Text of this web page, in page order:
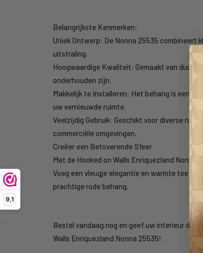
9,1
Belangrijkste Kenmerken:
Uniek Ontwerp: De Nonna 25535 combineert
uitstraling.
Hoogwaardige Kwaliteit: Gemaakt van
onderhouden zijn.
Makkelijk te Installeren: Het behang is
uw vernieuwde ruimte.
Veelzijdig Gebruik: Geschikt voor diverse
commerciële omgevingen.
Creëer een Betoverende Sfeer
Met de Hooked on Walls Enriquezland Nonna
Voeg een vleugje elegantie en warmte toe
prachtige rode behang.
Bestel vandaag nog en geef uw interieur de
Walls Enriquezland Nonna 25535!